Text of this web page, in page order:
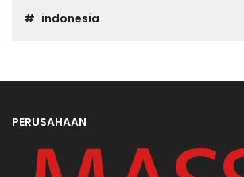
indonesia
PERUSAHAAN